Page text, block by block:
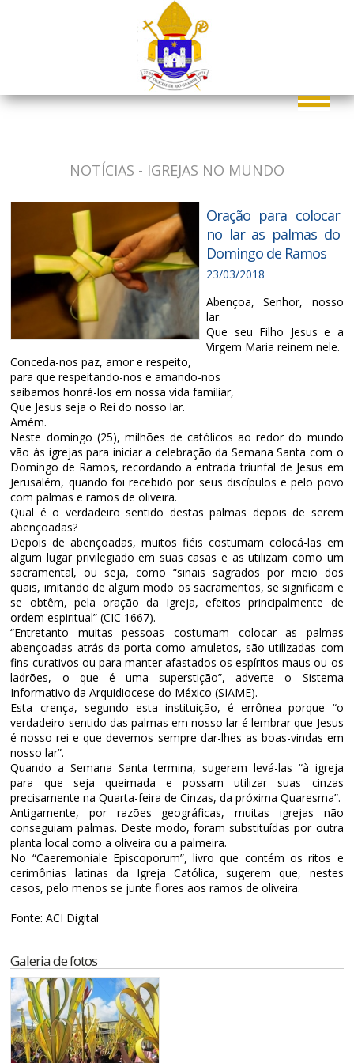
NOTÍCIAS - IGREJAS NO MUNDO
Oração para colocar
no lar as palmas do
Domingo de Ramos
23/03/2018
Abençoa, Senhor, nosso
lar.
Que seu Filho Jesus e a
Virgem Maria reinem nele.
Conceda-nos paz, amor e respeito,
para que respeitando-nos e amando-nos
saibamos honrá-los em nossa vidafamiliar,
Que Jesus seja o Rei do nosso lar.
Amém.
Neste domingo (25), milhões de católicos ao redor do mundo
vão às igrejas para iniciar a celebração da Semana Santa com o
Domingo de Ramos, recordando a entrada triunfal de Jesus em
Jerusalém, quando foi recebido por seus discípulos e pelo povo
com palmas e ramos de oliveira.
Qual é o verdadeiro sentido destas palmas depois de serem
abençoadas?
Depois de abençoadas, muitos fiéis costumam colocá-las em
algum lugar privilegiado em suas casas e as utilizam como um
sacramental, ou seja, como “sinais sagrados por meio dos
quais, imitando de algum modo os sacramentos, se significam e
se obtêm, pela oração da Igreja, efeitos principalmente de
ordem espiritual” (CIC 1667).
“Entretanto muitas pessoas costumam colocar as palmas
abençoadas atrás da porta como amuletos, são utilizadas com
fins curativos ou para manter afastados os espíritos maus ou os
ladrões, o que é uma superstição”, adverte o Sistema
Informativo da Arquidiocese do México (SIAME).
Esta crença, segundo esta instituição, é errônea porque “o
verdadeiro sentido das palmas em nosso lar é lembrar que Jesus
é nosso rei e que devemos sempre dar-lhes as boas-vindas em
nosso lar”.
Quando a Semana Santa termina, sugerem levá-las “à igreja
para que seja queimada e possam utilizar suas cinzas
precisamente na Quarta-feira de Cinzas, da próxima Quaresma”.
Antigamente, por razões geográficas, muitas igrejas não
conseguiam palmas. Deste modo, foram substituídas por outra
planta local como a oliveira ou a palmeira.
No “Caeremoniale Episcoporum”, livro que contém os ritos e
cerimônias latinas da Igreja Católica, sugerem que, nestes
casos, pelo menos se junte flores aos ramos de oliveira.
Fonte: ACI Digital
Galeria de fotos